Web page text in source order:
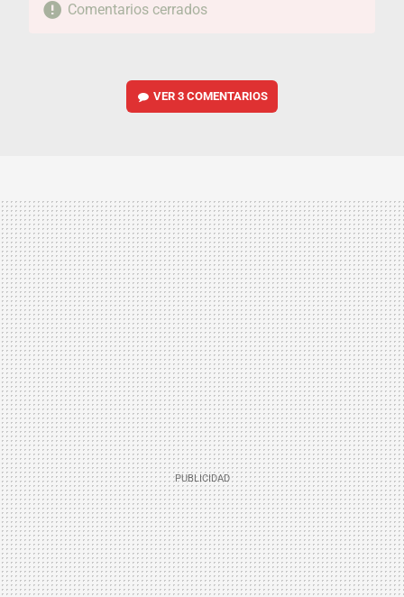
Comentarios cerrados
VER3 COMENTARIOS